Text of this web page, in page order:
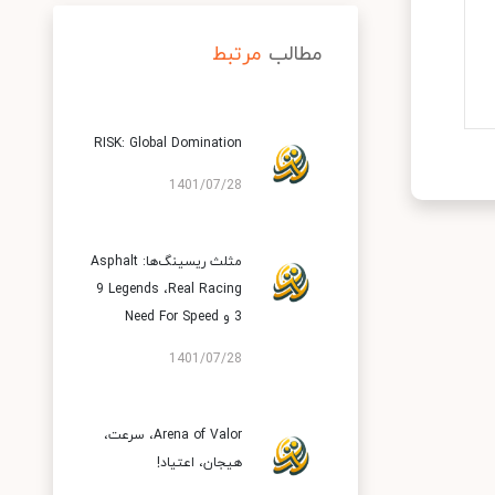
مطالب مرتبط
RISK: Global Domination
1401/07/28
مثلث ریسینگ‌ها: Asphalt
9 Legends ،Real Racing
3 و Need For Speed
1401/07/28
Arena of Valor، سرعت،
هیجان، اعتیاد!